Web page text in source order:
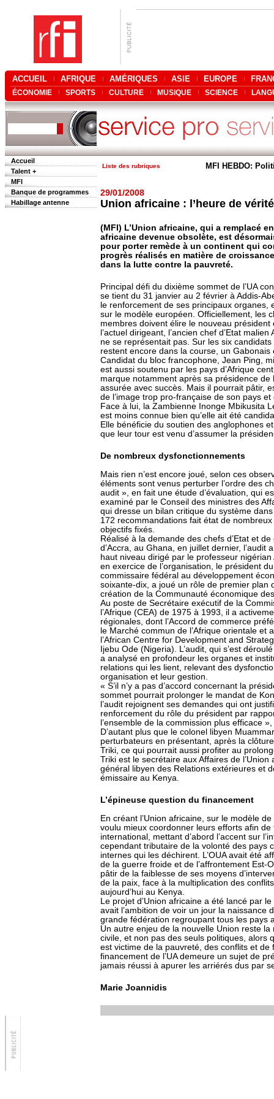
ACCUEIL AFRIQUE AMÉRIQUES ASIE EUROPE
ÉCONOMIE SPORTS CULTURE MUSIQUE SCIENCE
Accueil
Talent +
MFI
Banque de programmes
Habillage antenne
Liste des rubriques MFI HEBDO:
29/01/2008
Union africaine : l’heure de vérité
(MFI) L’Union africaine, qui a remplacé
africaine devenue obsolète, est
pour porter remède à un continent qui
progrès réalisés en matière de
dans la lutte contre la pauvreté.
Principal défi du dixième sommet de l’UA
se tient du 31 janvier au 2 février à Addis-
le renforcement de ses principaux
sur le modèle européen. Officiellement, les
membres doivent élire le nouveau
l’actuel dirigeant, l’ancien chef d’Etat
ne se représentait pas. Sur les six
restent encore dans la course, un Gabonais
Candidat du bloc francophone, Jean Ping,
est aussi soutenu par les pays d’Afrique
marque notamment après sa présidence de
assurée avec succès. Mais il pourrait pâtir,
de l’image trop pro-française de son pays
Face à lui, la Zambienne Inonge Mbikusita
est moins connue bien qu’elle ait été
Elle bénéficie du soutien des anglophones
que leur tour est venu d’assumer la
De nombreux dysfonctionnements
Mais rien n’est encore joué, selon ces
éléments sont venus perturber l’ordre des
audit », en fait une étude d’évaluation, qui
examiné par le Conseil des ministres des
qui dresse un bilan critique du système
172 recommandations fait état de
objectifs fixés.
Réalisé à la demande des chefs d’Etat et
d’Accra, au Ghana, en juillet dernier, l’audit
haut niveau dirigé par le professeur
en exercice de l’organisation, le président
commissaire fédéral au développement
soixante-dix, a joué un rôle de premier plan
création de la Communauté économique
Au poste de Secrétaire exécutif de la
l’Afrique (CEA) de 1975 à 1993, il a
régionales, dont l’Accord de commerce
le Marché commun de l’Afrique orientale
l’African Centre for Development and
Ijebu Ode (Nigeria). L’audit, qui s’est
a analysé en profondeur les organes et
relations qui les lient, relevant des
organisation et leur gestion.
« S’il n’y a pas d’accord concernant la
sommet pourrait prolonger le mandat de
l’audit rejoignent ses demandes qui ont
renforcement du rôle du président par
l’ensemble de la commission plus efficace
D’autant plus que le colonel libyen
perturbateurs en présentant, après la
Triki, ce qui pourrait aussi profiter au
Triki est le secrétaire aux Affaires de
général libyen des Relations extérieures et
émissaire au Kenya.
L’épineuse question du financement
En créant l’Union africaine, sur le modèle
voulu mieux coordonner leurs efforts afin
international, mettant d’abord l’accent sur
cependant tributaire de la volonté des pays
internes qui les déchirent. L’OUA avait été
de la guerre froide et de l’affrontement Est-
pâtir de la faiblesse de ses moyens
de la paix, face à la multiplication des
aujourd’hui au Kenya.
Le projet d’Union africaine a été lancé par
avait l’ambition de voir un jour la naissance
grande fédération regroupant tous les
Un autre enjeu de la nouvelle Union reste
civile, et non pas des seuls politiques, alors
est victime de la pauvreté, des conflits et
financement de l’UA demeure un sujet de
jamais réussi à apurer les arriérés dus par
Marie Joannidis